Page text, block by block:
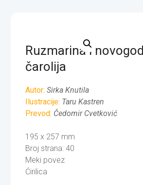
Ruzmarina i
čarolija
Autor: Sirka Knutila
Ilustracije: Taru Kastren
Prevod: Čedomir Cvetković
195 x 257 mm
Broj strana: 40
Meki povez
Ćirilica